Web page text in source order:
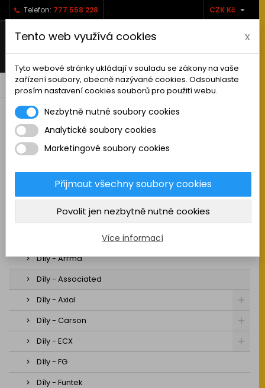
Telefon: 777 558 228 CZK Kč 
   shopping_cart0
RC AUTA
Sestavená auta elektro
Stavebnice aut elektro
Auta na spalovací motor
Náhradní díly
Díly - Arrma
Díly - Associated
Díly - Axial
Díly - Carson
Díly - ECX
Díly - FG
Díly - Funtek
Tento web využívá cookies x
Tyto webové stránky ukládají v souladu se zákony na vaše
zařízení soubory, obecně nazývané cookies. Odsouhlaste
prosím nastavení cookies souborů pro použití webu.
Nezbytně nutné soubory cookies
Analytické soubory cookies
Marketingové soubory cookies
Přijmout všechny soubory cookies
Povolit jen nezbytně nutné cookies
Více informací